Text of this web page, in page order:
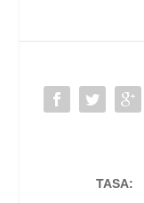
TASA: